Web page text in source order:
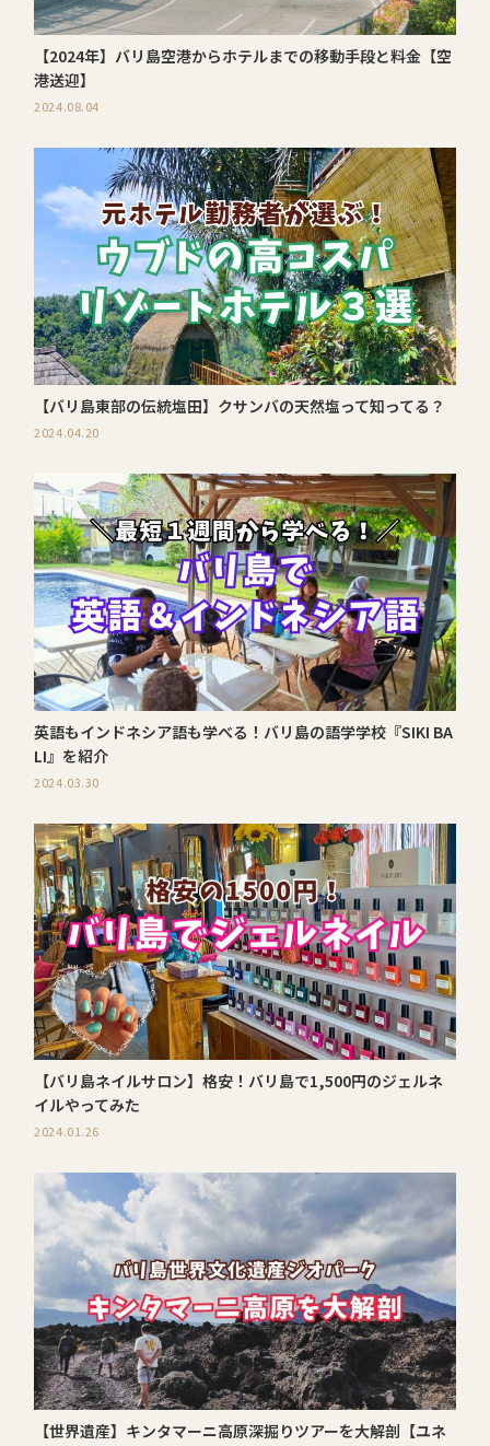
【2024年】バリ島空港からホテルまでの移動手段と料金【空
港送迎】
2024.08.04
【バリ島東部の伝統塩田】クサンバの天然塩って知ってる？
2024.04.20
英語もインドネシア語も学べる！バリ島の語学学校『SIKI BA
LI』を紹介
2024.03.30
【バリ島ネイルサロン】格安！バリ島で1,500円のジェルネ
イルやってみた
2024.01.26
【世界遺産】キンタマーニ高原深掘りツアーを大解剖【ユネ